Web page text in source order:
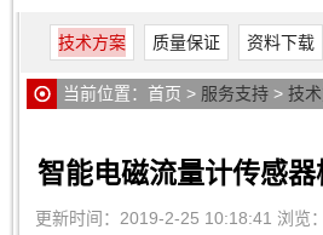
技术方案 质量保证 资料下载
当前位置： 首页 > 服务支持 > 技
智能电磁流量计传感
更新时间：2019-2-25 10:18:41 浏览